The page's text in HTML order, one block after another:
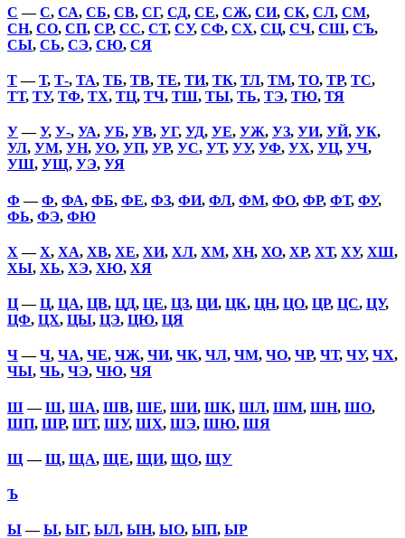
С —С, СА, СБ, СВ, СГ, СД, СЕ, СЖ, СИ, СК, СЛ, СМ,
СН, СО, СП, СР, СС, СТ, СУ, СФ, СХ, СЦ, СЧ, СШ, СЪ,
СЫ, СЬ, СЭ, СЮ, СЯ
Т—Т, Т-, ТА, ТБ, ТВ, ТЕ, ТИ, ТК, ТЛ, ТМ, ТО, ТР, ТС,
ТТ, ТУ, ТФ, ТХ, ТЦ, ТЧ, ТШ, ТЫ, ТЬ, ТЭ, ТЮ, ТЯ
У—У, У-, УА, УБ, УВ, УГ, УД, УЕ, УЖ, УЗ, УИ, УЙ, УК,
УЛ, УМ, УН, УО, УП, УР, УС, УТ, УУ, УФ, УХ, УЦ, УЧ,
УШ, УЩ, УЭ, УЯ
Ф —Ф, ФА, ФБ, ФЕ, ФЗ, ФИ, ФЛ, ФМ, ФО, ФР, ФТ, ФУ,
ФЬ, ФЭ, ФЮ
Х —Х, ХА, ХВ, ХЕ, ХИ, ХЛ, ХМ, ХН, ХО, ХР, ХТ, ХУ, ХШ,
ХЫ, ХЬ, ХЭ, ХЮ, ХЯ
Ц—Ц, ЦА, ЦВ, ЦД, ЦЕ, ЦЗ, ЦИ, ЦК, ЦН, ЦО, ЦР, ЦС, ЦУ,
ЦФ, ЦХ, ЦЫ, ЦЭ, ЦЮ, ЦЯ
Ч—Ч, ЧА, ЧЕ, ЧЖ, ЧИ, ЧК, ЧЛ, ЧМ, ЧО, ЧР, ЧТ, ЧУ, ЧХ,
ЧЫ, ЧЬ, ЧЭ, ЧЮ, ЧЯ
Ш—Ш, ША, ШВ, ШЕ, ШИ, ШК, ШЛ, ШМ, ШН, ШО,
ШП, ШР, ШТ, ШУ, ШХ, ШЭ, ШЮ, ШЯ
Щ —Щ, ЩА, ЩЕ, ЩИ, ЩО, ЩУ
Ъ
Ы—Ы, ЫГ, ЫЛ, ЫН, ЫО, ЫП, ЫР